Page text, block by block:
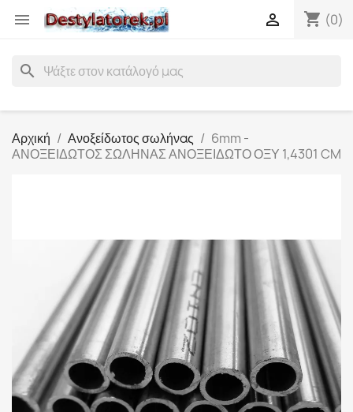
 shopping_cart (0)

search
Αρχική Ανοξείδωτος σωλήνας
6mm -
ΑΝΟΞΕΙΔΩΤΟΣ ΣΩΛΗΝΑΣ ΑΝΟΞΕΙΔΩΤΟ ΟΞΥ 1,4301 CM